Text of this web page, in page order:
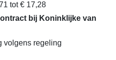
tot € 17,28
bij Koninklijke van
volgens regeling